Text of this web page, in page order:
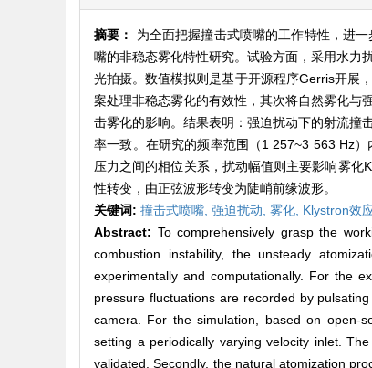
摘要： 为全面把握撞击式喷嘴的工作特性，进
嘴的非稳态雾化特性研究。试验方面，采用水力
光拍摄。数值模拟则是基于开源程序Gerris开展
案处理非稳态雾化的有效性，其次将自然雾化与
击雾化的影响。结果表明：强迫扰动下的射流撞
率一致。在研究的频率范围（1 257~3 563 Hz
压力之间的相位关系，扰动幅值则主要影响雾
性转变，由正弦波形转变为陡峭前缘波形。
关键词: 撞击式喷嘴, 强迫扰动, 雾化, Klystron效
Abstract: To comprehensively grasp the
combustion instability, the unsteady
experimentally and computationally. For the
pressure fluctuations are recorded by
camera. For the simulation, based on open-
setting a periodically varying velocity inlet.
validated. Secondly, the natural atomization